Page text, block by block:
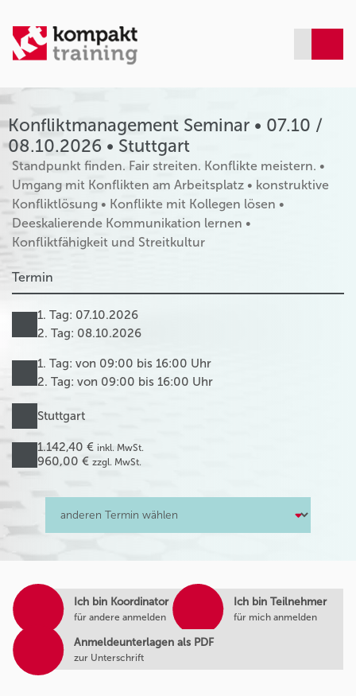
Konfliktmanagement Seminar • 07.10 /
08.10.2026 • Stuttgart
Standpunkt finden. Fair streiten. Konflikte meistern. •
Umgang mit Konflikten am Arbeitsplatz • konstruktive
Konfliktlösung • Konflikte mit Kollegen lösen •
Deeskalierende Kommunikation lernen •
Konfliktfähigkeit und Streitkultur
Termin
1. Tag: 07.10.2026
2. Tag: 08.10.2026
1. Tag: von 09:00 bis 16:00 Uhr
2. Tag: von 09:00 bis 16:00 Uhr
Stuttgart
1.142,40 € inkl. MwSt.
960,00 € zzgl. MwSt.
Ich bin Koordinator
für andere anmelden
Ich bin Teilnehmer
für mich anmelden
Anmeldeunterlagen als PDF
zur Unterschrift